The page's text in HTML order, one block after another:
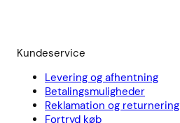
Kundeservice
Levering og afhentning
Betalingsmuligheder
Reklamation og returnering
Fortryd køb